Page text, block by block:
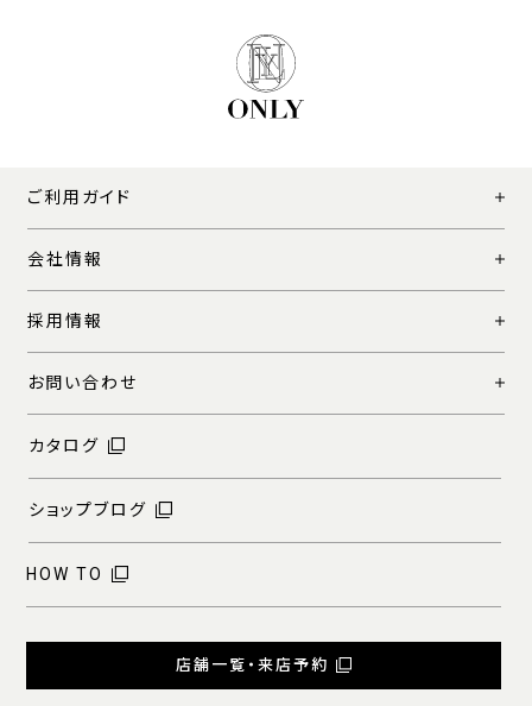
ご利用ガイド
会社情報
採用情報
お問い合わせ
カタログ
ショップブログ
HOW TO
店舗一覧・来店予約